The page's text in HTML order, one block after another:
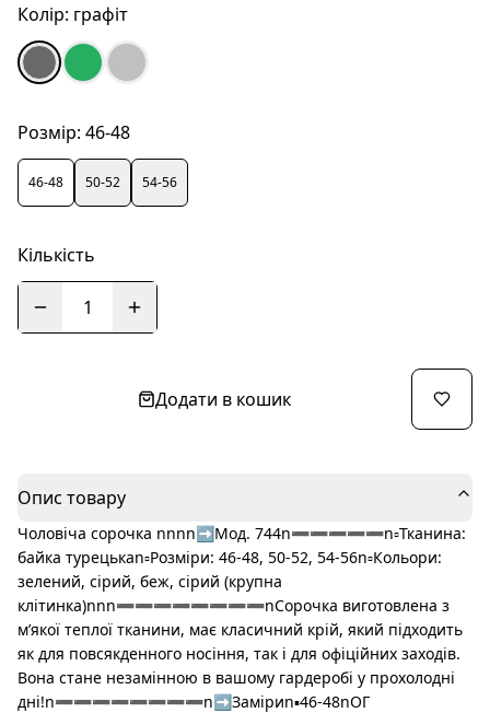
Колір: графіт
Розмір: 46-48
46-48 50-52 54-56
Кількість
1
Додати в кошик
Опис товару
Чоловіча сорочка nnnn➡️Мод. 744n➖➖➖➖➖n▫️Тканина:
байка турецькаn▫️Розміри: 46-48, 50-52, 54-56n▫️Кольори:
зелений, сірий, беж, сірий (крупна
клітинка)nnn➖➖➖➖➖➖➖➖nСорочка виготовлена з
мʼякої теплої тканини, має класичний крій, який підходить
як для повсякденного носіння, так і для офіційних заходів.
Вона стане незамінною в вашому гардеробі у прохолодні
дні!n➖➖➖➖➖➖➖➖n➡️Заміриn▪️46-48nОГ